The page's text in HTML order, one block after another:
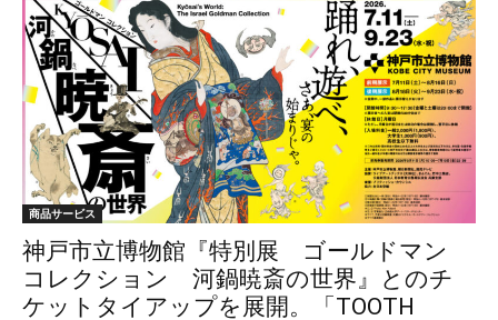
商品サービス
神戸市立博物館『特別展 ゴールドマン
コレクション 河鍋暁斎の世界』とのチ
ケットタイアップを展開。「TOOTH